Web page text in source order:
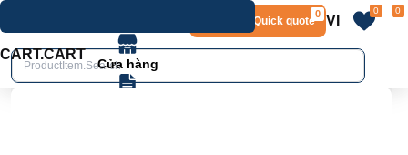
Layout.Quick quote
0 VI
0 0